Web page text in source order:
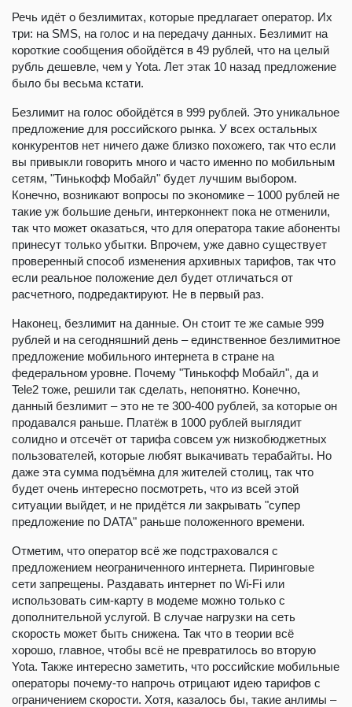
Речь идёт о безлимитах, которые предлагает оператор. Их
три: на SMS, на голос и на передачу данных. Безлимит на
короткие сообщения обойдётся в 49 рублей, что на целый
рубль дешевле, чем у Yota. Лет этак 10 назад предложение
было бы весьма кстати.
Безлимит на голос обойдётся в 999 рублей. Это уникальное
предложение для российского рынка. У всех остальных
конкурентов нет ничего даже близко похожего, так что если
вы привыкли говорить много и часто именно по мобильным
сетям, "Тинькофф Мобайл" будет лучшим выбором.
Конечно, возникают вопросы по экономике – 1000 рублей не
такие уж большие деньги, интерконнект пока не отменили,
так что может оказаться, что для оператора такие абоненты
принесут только убытки. Впрочем, уже давно существует
проверенный способ изменения архивных тарифов, так что
если реальное положение дел будет отличаться от
расчетного, подредактируют. Не в первый раз.
Наконец, безлимит на данные. Он стоит те же самые 999
рублей и на сегодняшний день – единственное безлимитное
предложение мобильного интернета в стране на
федеральном уровне. Почему "Тинькофф Мобайл", да и
Tele2 тоже, решили так сделать, непонятно. Конечно,
данный безлимит – это не те 300-400 рублей, за которые он
продавался раньше. Платёж в 1000 рублей выглядит
солидно и отсечёт от тарифа совсем уж низкобюджетных
пользователей, которые любят выкачивать терабайты. Но
даже эта сумма подъёмна для жителей столиц, так что
будет очень интересно посмотреть, что из всей этой
ситуации выйдет, и не придётся ли закрывать "супер
предложение по DATA" раньше положенного времени.
Отметим, что оператор всё же подстраховался с
предложением неограниченного интернета. Пиринговые
сети запрещены. Раздавать интернет по Wi-Fi или
использовать сим-карту в модеме можно только с
дополнительной услугой. В случае нагрузки на сеть
скорость может быть снижена. Так что в теории всё
хорошо, главное, чтобы всё не превратилось во вторую
Yota. Также интересно заметить, что российские мобильные
операторы почему-то напрочь отрицают идею тарифов с
ограничением скорости. Хотя, казалось бы, такие анлимы –